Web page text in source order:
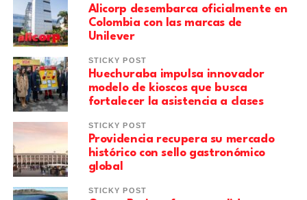
Alicorp desembarca oficialmente en
Colombia con las marcas de
Unilever
STICKY POST
Huechuraba impulsa innovador
modelo de kioscos que busca
fortalecer la asistencia a clases
STICKY POST
Providencia recupera su mercado
histórico con sello gastronómico
global
STICKY POST